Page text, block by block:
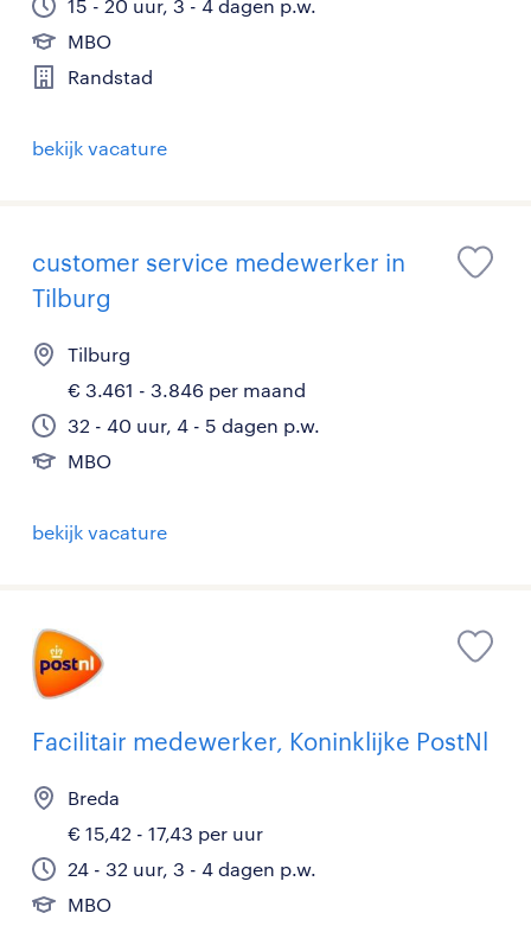
15 - 20 uur, 3 - 4 dagen p.w.
MBO
Randstad
bekijk vacature
customer service medewerker in
Tilburg
Tilburg
€ 3.461 - 3.846 per maand
32 - 40 uur, 4 - 5 dagen p.w.
MBO
bekijk vacature
Facilitair medewerker, Koninklijke PostNl
Breda
€ 15,42 - 17,43 per uur
24 - 32 uur, 3 - 4 dagen p.w.
MBO